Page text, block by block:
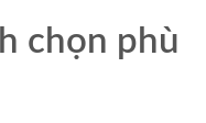
chọn phù